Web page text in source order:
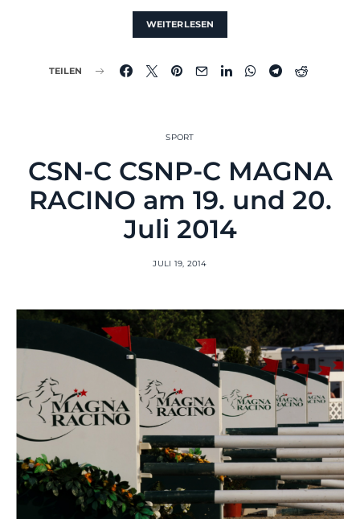
WEITERLESEN
TEILEN
SPORT
CSN-C CSNP-C MAGNA
RACINO am 19. und 20.
Juli 2014
JULI 19, 2014